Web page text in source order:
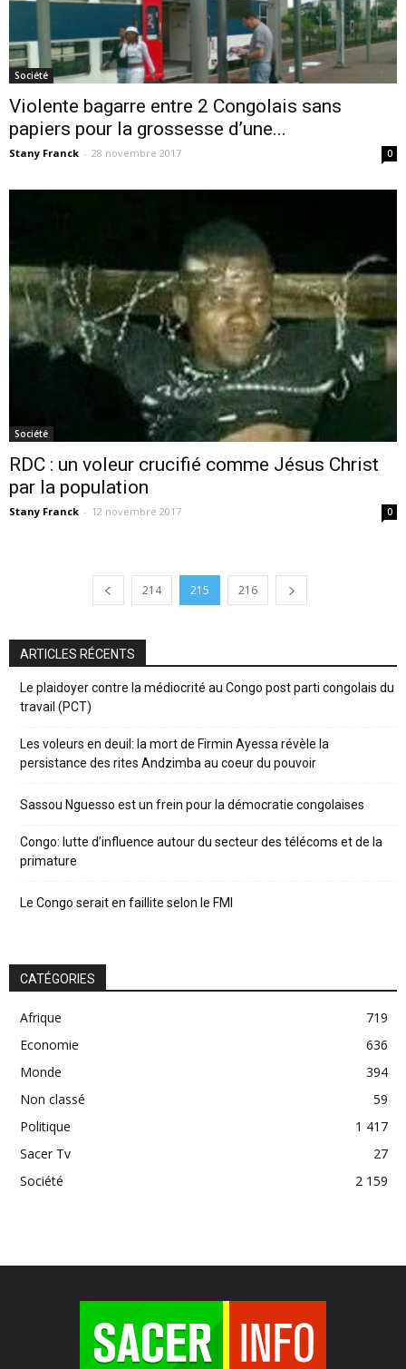
Société
Violente bagarre entre 2 Congolais sans
papiers pour la grossesse d’une...
Stany Franck - 28 novembre 2017 0
Société
RDC : un voleur crucifié comme Jésus Christ
par la population
Stany Franck - 12 novembre 2017 0
214 215 216
ARTICLES RÉCENTS
Le plaidoyer contre la médiocrité au Congo post parti congolais du
travail (PCT)
Les voleurs en deuil: la mort de Firmin Ayessa révèle la
persistance des rites Andzimba au coeur du pouvoir
Sassou Nguesso est un frein pour la démocratie congolaises
Congo: lutte d’influence autour du secteur des télécoms et de la
primature
Le Congo serait en faillite selon le FMI
CATÉGORIES
Afrique
719
Economie
636
Monde
394
Non classé
59
Politique
1 417
Sacer Tv
27
Société
2 159